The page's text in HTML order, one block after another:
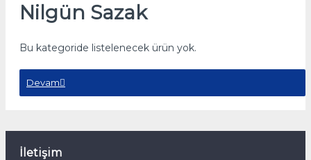
Nilgün Sazak
Bu kategoride listelenecek ürün yok.
Devam
İletişim